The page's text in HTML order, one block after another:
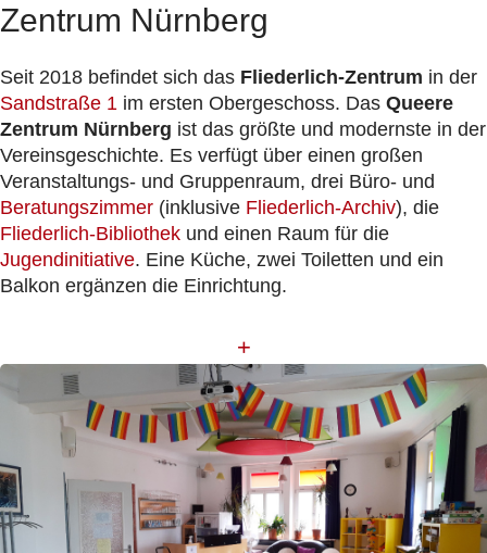
Zentrum Nürnberg
Seit 2018 befindet sich das Fliederlich-Zentrum in der
Sandstraße 1 im ersten Obergeschoss. Das Queere
Zentrum Nürnberg ist das größte und modernste in der
Vereinsgeschichte. Es verfügt über einen großen
Veranstaltungs- und Gruppenraum, drei Büro- und
Beratungszimmer (inklusive Fliederlich-Archiv), die
Fliederlich-Bibliothek und einen Raum für die
Jugendinitiative. Eine Küche, zwei Toiletten und ein
Balkon ergänzen die Einrichtung.
+